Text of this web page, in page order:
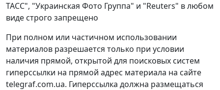
ТАСС", "Украинская Фото Группа" и "Reuters" в любом
виде строго запрещено
При полном или частичном использовании
материалов разрешается только при условии
наличия прямой, открытой для поисковых систем
гиперссылки на прямой адрес материала на сайте
telegraf.com.ua. Гиперссылка должна размещаться